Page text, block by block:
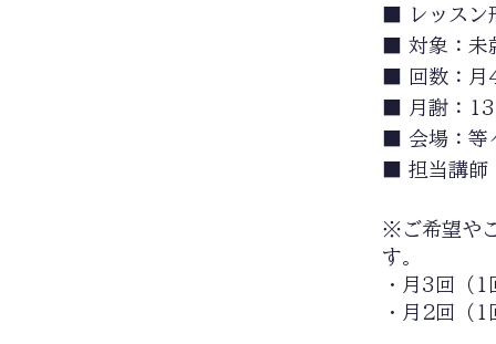
■ レッスン
■ 対象：未
■ 回数：
■ 月謝：
■ 会場：等
■ 担当講師
※ご希望や
す。
・月3回（
・月2回（